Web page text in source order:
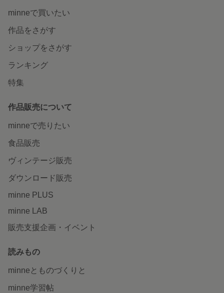
minneで買いたい
作品をさがす
ショップをさがす
ランキング
特集
作品販売について
minneで売りたい
食品販売
ヴィンテージ販売
ダウンロード販売
minne PLUS
minne LAB
販売支援企画・イベント
読みもの
minneとものづくりと
minne学習帖